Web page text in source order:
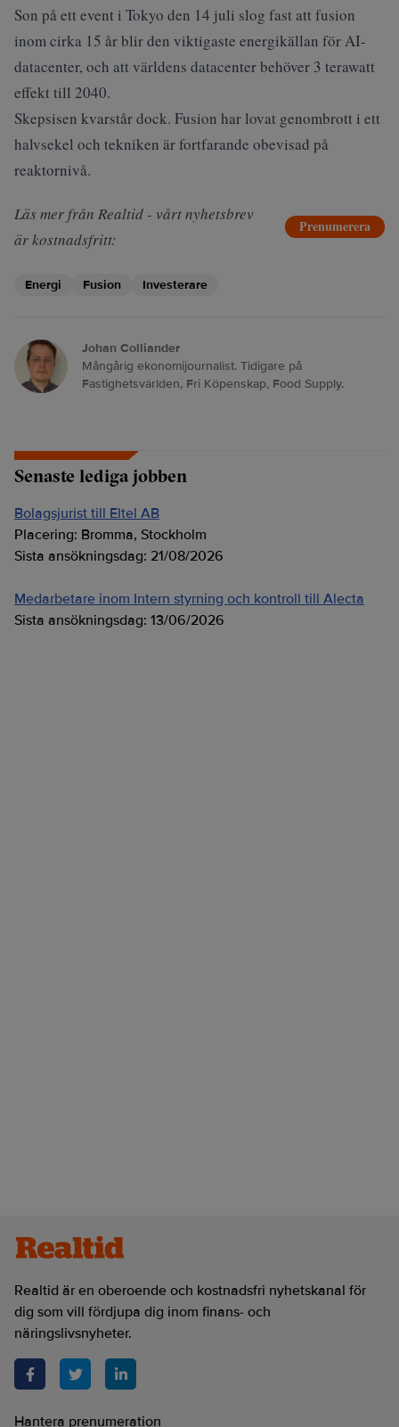
Son på ett event i Tokyo den 14 juli slog fast att fusion
inom cirka 15 år blir den viktigaste energikällan för AI-
datacenter, och att världens datacenter behöver 3 terawatt
effekt till 2040.
Skepsisen kvarstår dock. Fusion har lovat genombrott i ett
halvsekel och tekniken är fortfarande obevisad på
reaktornivå.
Läs mer från Realtid - vårt nyhetsbrev
är kostnadsfritt:
Prenumerera
Energi Fusion Investerare
Johan Colliander
Mångårig ekonomijournalist. Tidigare på
Fastighetsvärlden, Fri Köpenskap, Food Supply.
Senaste lediga jobben
Bolagsjurist till Eltel AB
Placering: Bromma, Stockholm
Sista ansökningsdag: 21/08/2026
Medarbetare inom Intern styrning och kontroll till Alecta
Sista ansökningsdag: 13/06/2026
Realtid är en oberoende och kostnadsfri nyhetskanal för
dig som vill fördjupa dig inom finans- och
näringslivsnyheter.
Hantera prenumeration